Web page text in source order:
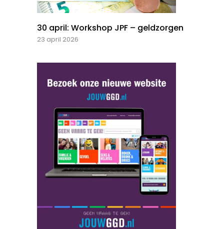
30 april: Workshop JPF – geldzorgen
23 april 2026